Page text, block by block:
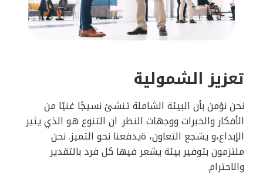
تعزيز الشمولية
نحن نؤمن بأن البيئة الشاملة تنشئ نسيجًا غنيًا من
الأفكار والخبرات ووجهات النظر. ان التنوع هو الذي يثير
الإبداع،و يشجع التعاون، ةيدفعنا نحو التميز. نحن
ملتزمون بتوفير بيئة يشعر فيها كل فرد بالتقدير
والاحترام.